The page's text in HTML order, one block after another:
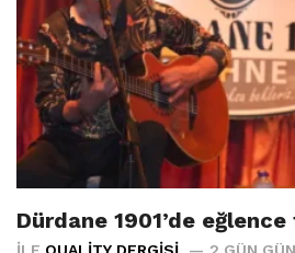
Dürdane 1901’de